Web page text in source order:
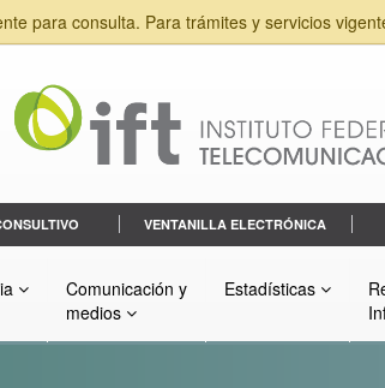
para consulta. Para trámites y servicios
VENTANILLA ELECTRÓNICA
Comunicación y
medios
Estadísticas